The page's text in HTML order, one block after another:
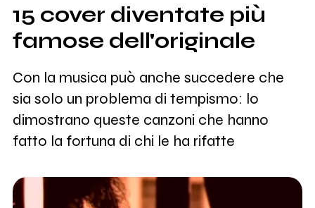
SHOP
RADIO
15 cover diventate più
famose dell'originale
Con la musica può anche succedere che
sia solo un problema di tempismo: lo
dimostrano queste canzoni che hanno
fatto la fortuna di chi le ha rifatte